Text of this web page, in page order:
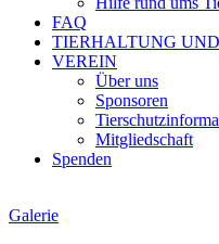
FAQ
TIERHALTUNG
VEREIN
Über uns
Sponsoren
Mitgliedschaft
Spenden
Galerie